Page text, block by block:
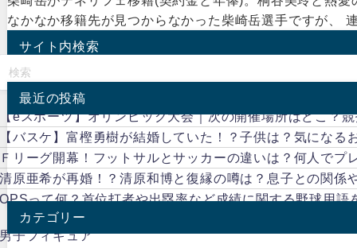
なかなか移籍先が見つからなかった柴崎岳選手ですが、
サイト内検索
最近の投稿
eスポーツ】オリンピック大会｜次の開催場所はどこ？
バスケ】富樫勇樹が結婚していた！？子供は？気になる
リーグ開幕！フットサルとサッカーの違いは？何人でプ
原亜希が再婚！？清原和博と復縁の噂は？息子との関係
って何？首位打者や出塁率など成績に関する野球用語
カテゴリー
子フィギュア